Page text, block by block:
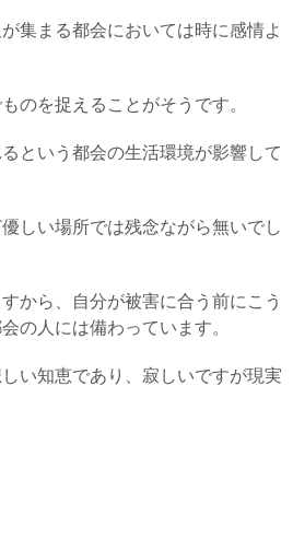
集まる都会においては時に感情よ
のを捉えることがそうです。
という都会の生活環境が影響して
しい場所では残念ながら無いでし
から、自分が被害に合う前にこう
の人には備わっています。
い知恵であり、寂しいですが現実